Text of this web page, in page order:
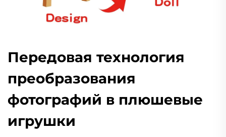
Передовая технология
преобразования
фотографий в плюшевые
игрушки